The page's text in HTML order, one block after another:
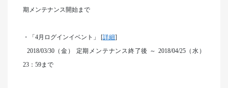
期メンテナンス開始まで
・「4月ログインイベント」 [詳細]
2018/03/30（金） 定期メンテナンス終了後 ～ 2018/04/25（水）
23：59まで